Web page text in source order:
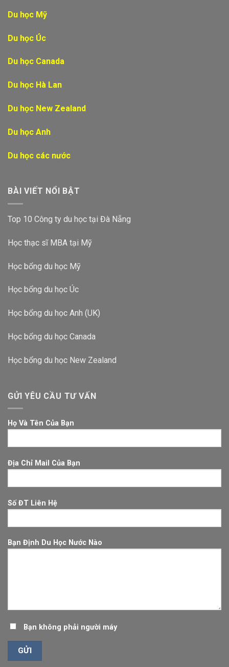
Du học Mỹ
Du học Úc
Du học Canada
Du học Hà Lan
Du học New Zealand
Du học Anh
Du học các nước
BÀI VIẾT NỔI BẬT
Top 10 Công ty du học tại Đà Nẵng
Học thạc sĩ MBA tại Mỹ
Học bổng du học Mỹ
Học bổng du học Úc
Học bổng du học Anh (UK)
Học bổng du học Canada
Học bổng du học New Zealand
GỬI YÊU CẦU TƯ VẤN
Họ Và Tên Của Bạn
Địa Chỉ Mail Của Bạn
Số ĐT Liên Hệ
Bạn Định Du Học Nước Nào
Bạn không phải người máy